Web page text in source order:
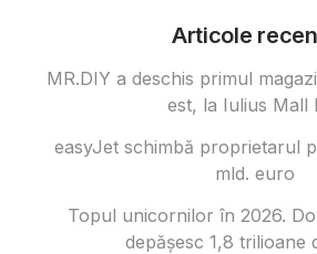
Articole
MR.DIY a deschis primul
est, la Iulius Mall
easyJet schimbă proprietarul
mld. euro
Topul unicornilor în 2026.
depășesc 1,8 trilioane